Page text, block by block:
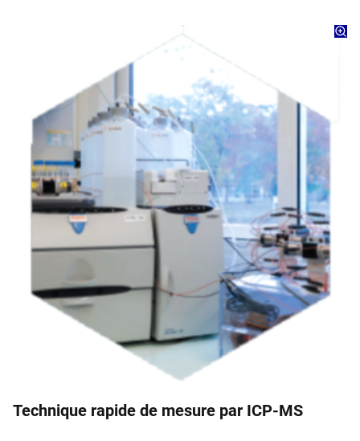
Technique rapide de mesure par ICP-MS